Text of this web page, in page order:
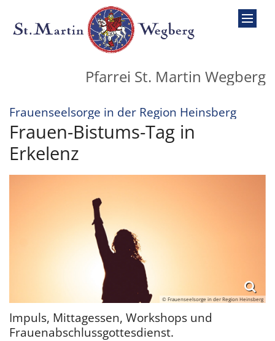
Zum Inhalt springen
Pfarrei St. Martin Wegberg
Frauenseelsorge in der Region Heinsberg:
Frauen-Bistums-Tag in
Erkelenz
© Frauenseelsorge in der Region Heinsberg
Impuls, Mittagessen, Workshops und
Frauenabschlussgottesdienst.